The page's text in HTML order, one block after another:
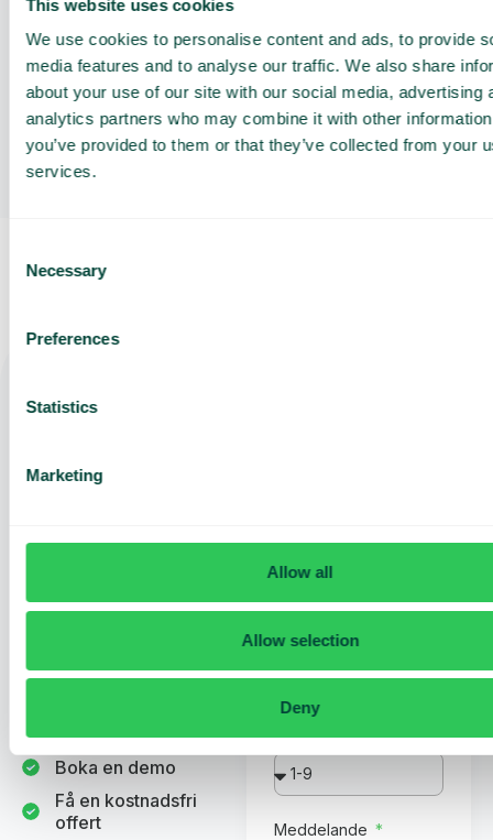
This website uses cookies
We use cookies to personalise content and ads, to provide
media features and to analyse our traffic. We also share
about your use of our site with our social media, advertising
analytics partners who may combine it with other
you’ve provided to them or that they’ve collected from your
services.
Selection
Necessary
Preferences
Statistics
Marketing
Allow all
Allow selection
Deny
Hur fungerar kontaktuppslag?
Få en
demo och
Se hur Telavox kan spara
företag. Våra experter
skräddarsydd offert.
Boka en demo
Få en kostnadsfri
offert
Företagsnamn
Antal anställda
Meddelande